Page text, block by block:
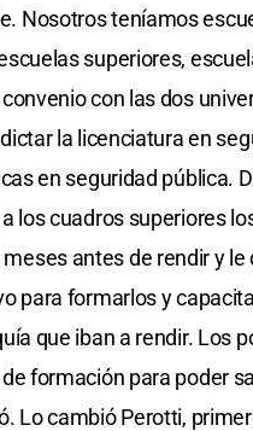
Nosotros teníamos
superiores,
con las dos
la licenciatura en
en seguridad pública.
los cuadros superiores
antes de rendir y
para formarlos y
que iban a rendir. Los
formación para poder
Lo cambió Perotti,